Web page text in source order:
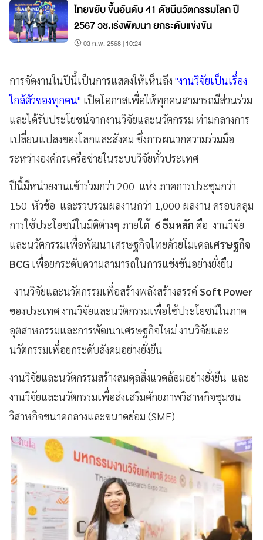
ไทยขยับ ขึ้นอันดับ 41 ดัชนีนวัตกรรมโลก ปี
2567 วช.เร่งพัฒนา ยกระดับแข่งขัน
03 ก.พ. 2568 | 10:24
การจัดงานในปีนี้เป็นการแสดงให้เห็นถึง "งานวิจัยเป็นเรื่อง
ใกล้ตัวของทุกคน" เปิดโอกาสเพื่อให้ทุกคนสามารถมีส่วนร่วม
และได้รับประโยชน์จากงานวิจัยและนวัตกรรม ท่ามกลางการ
เปลี่ยนแปลงของโลกและสังคม ซึ่งการผนวกความร่วมมือ
ระหว่างองค์กรเครือข่ายในระบบวิจัยทั่วประเทศ
ปีนี้มีหน่วยงานเข้าร่วมกว่า 200 แห่ง ภาคการประชุมกว่า
150 หัวข้อ และรวบรวมผลงานกว่า 1,000 ผลงาน ครอบคลุม
การใช้ประโยชน์ในมิติต่างๆ ภายใต้ 6 ธีมหลัก คือ งานวิจัย
และนวัตกรรมเพื่อพัฒนาเศรษฐกิจไทยด้วยโมเดลเศรษฐกิจ
BCG เพื่อยกระดับความสามารถในการแข่งขันอย่างยั่งยืน
งานวิจัยและนวัตกรรมเพื่อสร้างพลังสร้างสรรค์ Soft Power
ของประเทศ งานวิจัยและนวัตกรรมเพื่อใช้ประโยชน์ในภาค
อุตสาหกรรมและการพัฒนาเศรษฐกิจใหม่ งานวิจัยและ
นวัตกรรมเพื่อยกระดับสังคมอย่างยั่งยืน
งานวิจัยและนวัตกรรมสร้างสมดุลสิ่งแวดล้อมอย่างยั่งยืน และ
งานวิจัยและนวัตกรรมเพื่อส่งเสริมศักยภาพวิสาหกิจชุมชน
วิสาหกิจขนาดกลางและขนาดย่อม (SME)